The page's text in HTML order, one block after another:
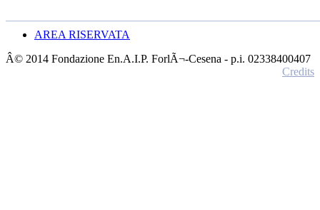
AREA RISERVATA
Â© 2014 Fondazione En.A.I.P. ForlÃ¬-Cesena - p.i. 02338400407
Credits